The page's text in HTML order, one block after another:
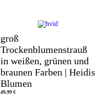
groß
Trockenblumenstrauß
in weißen, grünen und
braunen Farben | Heidis
Blumen
49,99 €